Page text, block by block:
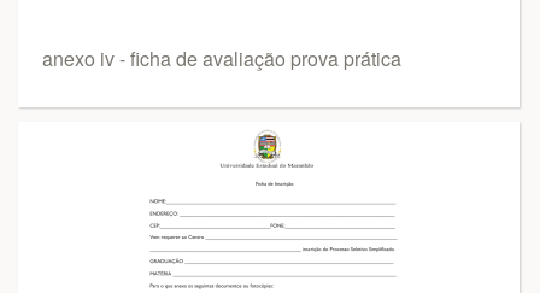
anexo iv - ficha de avaliação prova prática